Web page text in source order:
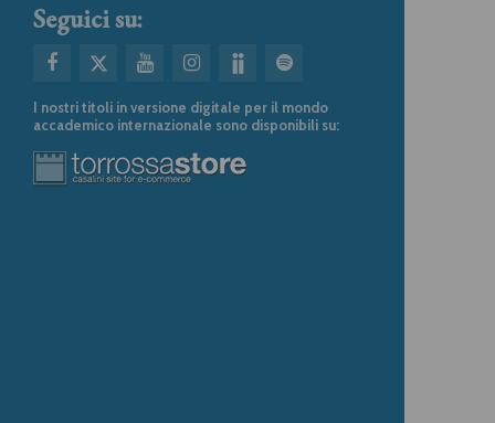
Seguici su:
I nostri titoli in versione digitale per il mondo
accademico internazionale sono disponibili su: